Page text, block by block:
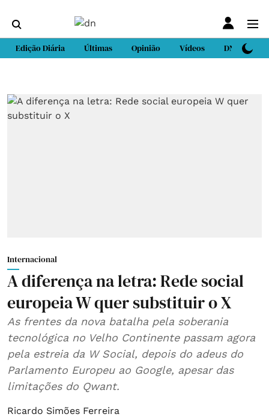
Edição Diária Últimas Opinião Vídeos DN Sport
Internacional
A diferença na letra: Rede social
europeia W quer substituir o X
As frentes da nova batalha pela soberania
tecnológica no Velho Continente passam agora
pela estreia da W Social, depois do adeus do
Parlamento Europeu ao Google, apesar das
limitações do Qwant.
Ricardo Simões Ferreira